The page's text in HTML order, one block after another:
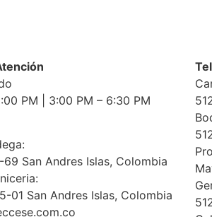
PM | 3:00 PM – 6:30 PM
San Andres Islas, Colombia
01 San Andres Islas, Colombia